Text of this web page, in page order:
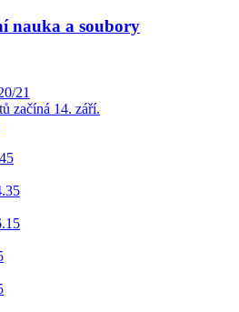
nauka a soubory
21
začíná 14. září.